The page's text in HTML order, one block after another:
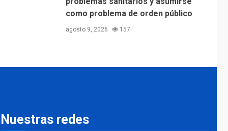
como problema de orden público
agosto 9, 2026 157
Nuestras redes